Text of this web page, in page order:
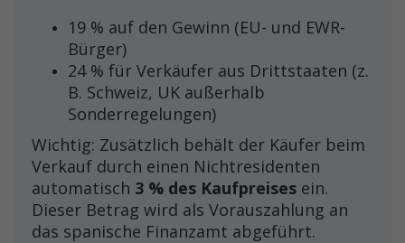
19 % auf den Gewinn (EU- und EWR-
Bürger)
24 % für Verkäufer aus Drittstaaten (z.
B. Schweiz, UK außerhalb
Sonderregelungen)
Wichtig: Zusätzlich behält der Käufer beim
Verkauf durch einen Nichtresidenten
automatisch 3 % des Kaufpreises ein.
Dieser Betrag wird als Vorauszahlung an
das spanische Finanzamt abgeführt.